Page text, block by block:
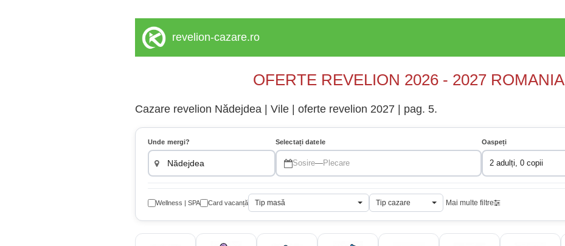
revelion-cazare.ro
OFERTE REVELION 2026 - 2027 ROMANIA
Cazare revelion Nădejdea | Vile | oferte revelion 2027 | pag. 5.
Unde mergi? Selectați datele
Sosire—Plecare
Oaspeți
2 adulți, 0 copii
Wellness | SPA Card vacanță Tip masă Tip cazare Mai multe filtre